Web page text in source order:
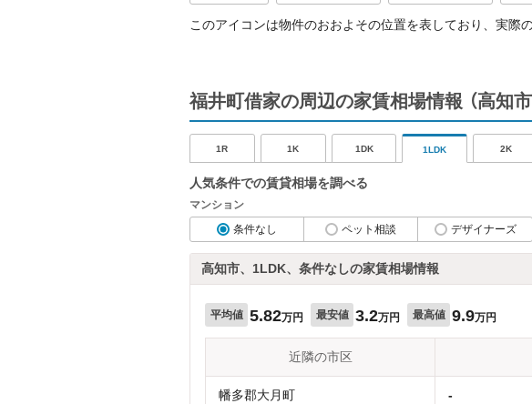
このアイコンは物件のおおよその位置を表しており、実際
福井町借家の周辺の家賃相場情報 （高知市
1R 1K 1DK 1LDK 2K
人気条件での賃貸相場を調べる
マンション
条件なし
ペット相談 デザイナーズ
高知市、1LDK、条件なしの家賃相場情報
平均値 5.82万円 最安値 3.2万円 最高値 9.9万円
近隣の市区
幡多郡大月町 -